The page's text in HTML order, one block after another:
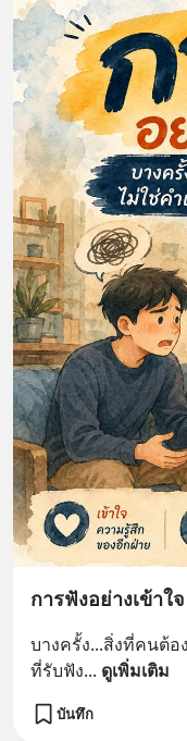
การฟังอย่างเข้าใจ
บางครั้ง...สิ่งที่คนต้
ที่รับฟัง... ดูเพิ่มเติม
บันทึก